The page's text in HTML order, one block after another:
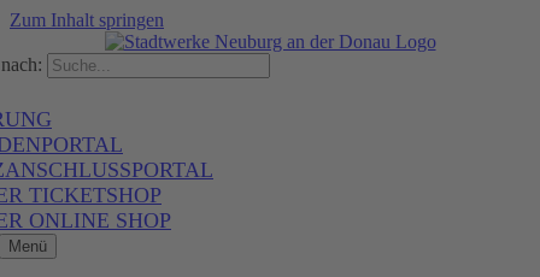
Zum Inhalt springen
TICKETSHOP
ONLINE SHOP
Menü